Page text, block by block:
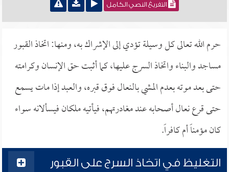
التفريغ النصي الكامل
حرم الله تعالى كل وسيلة تؤدي إلى الإشراك به، ومنها: اتخاذ القبور
مساجد والبناء واتخاذ السرج عليها، كما أثبت حق الإنسان وكرامته
حتى بعد موته بعدم المشي بالنعال فوق قبره، والعبد إذا مات يسمع
حتى قرع نعال أصحابه عند مغادرتهم، فيأتيه ملكان فيسألانه سواء
كان مؤمناً أم كافراً.
التغليظ في اتخاذ السرج على القبور